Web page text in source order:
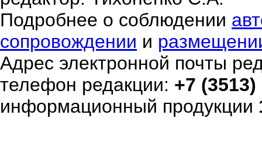
Подробнее о соблюдении
сопровождении и
Адрес электронной почты
телефон редакции: +7
информационный продукции